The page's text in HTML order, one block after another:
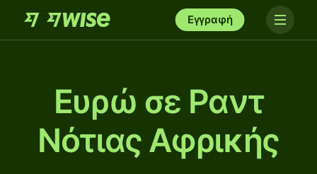
Εγγραφή
Ευρώ σε Ραντ
Νότιας Αφρικής